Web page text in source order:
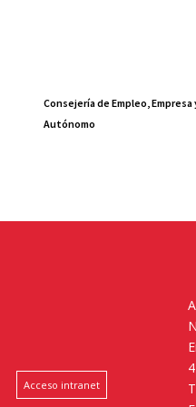
Consejería de Empleo, Empresa
Autónomo
Acceso intranet